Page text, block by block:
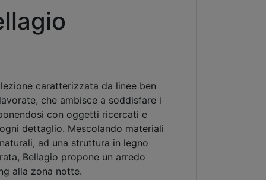
caratterizzata da linee ben
che ambisce a soddisfare i
con oggetti ricercati e
dettaglio. Mescolando materiali
ad una struttura in legno
Bellagio propone un arredo
alla zona notte.